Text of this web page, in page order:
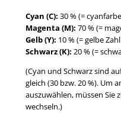
Cyan (C): 30 % (=
Magenta (M): 70 % (=
Gelb (Y): 10 % (= gelbe
Schwarz (K): 20 % (=
(Cyan und Schwarz sind
gleich (30 bzw. 20 %). Um
auszuwählen, müssen Sie
wechseln.)